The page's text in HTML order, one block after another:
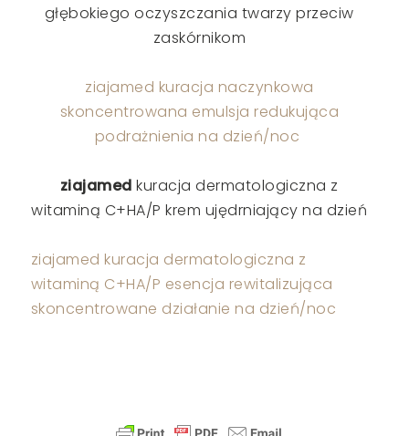
głębokiego oczyszczania twarzy przeciw
zaskórnikom
ziajamed kuracja naczynkowa
skoncentrowana emulsja redukująca
podrażnienia na dzień/noc
ziajamed kuracja dermatologiczna z
witaminą C+HA/P krem ujędrniający na dzień
ziajamed kuracja dermatologiczna z
witaminą C+HA/P esencja rewitalizująca
skoncentrowane działanie na dzień/noc